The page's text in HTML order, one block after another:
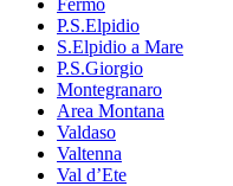
Fermo
P.S.Elpidio
S.Elpidio a Mare
P.S.Giorgio
Montegranaro
Area Montana
Valdaso
Valtenna
Val d’Ete